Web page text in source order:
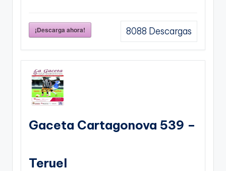
¡Descarga ahora! 8088 Descargas
Gaceta Cartagonova 539 –
Teruel